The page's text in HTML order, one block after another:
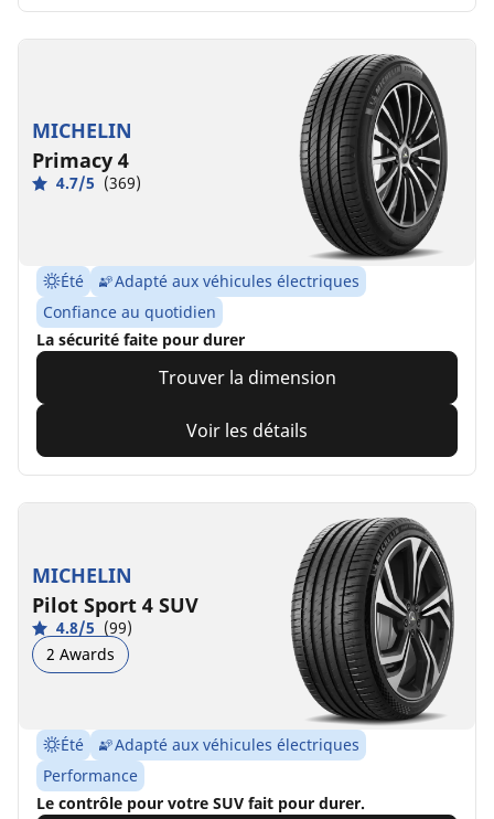
MICHELIN
Primacy 4
4.7/5 (369)
Été
Adapté aux véhicules électriques
Confiance au quotidien
La sécurité faite pour durer
Trouver la dimension
Voir les détails
MICHELIN
Pilot Sport 4 SUV
4.8/5 (99)
2 Awards
Été
Adapté aux véhicules électriques
Performance
Le contrôle pour votre SUV fait pour durer.